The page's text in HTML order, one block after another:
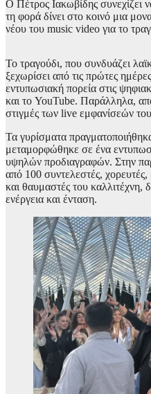
Ο Πέτρος Ιακωβίδης συνεχίζει
τη φορά δίνει στο κοινό μια
νέου του music video για το
Το τραγούδι, που συνδυάζει
ξεχωρίσει από τις πρώτες
εντυπωσιακή πορεία στις
και το YouTube. Παράλληλα,
στιγμές των live εμφανίσεών
Τα γυρίσματα
μεταμορφώθηκε σε ένα
υψηλών προδιαγραφών. Στην
από 100 συντελεστές,
και θαυμαστές του καλλιτέχνη,
ενέργεια και ένταση.